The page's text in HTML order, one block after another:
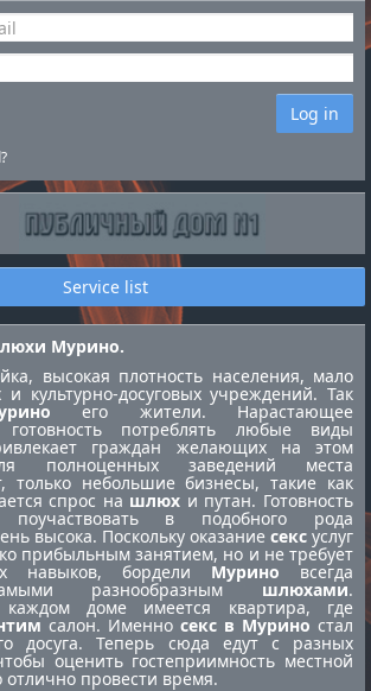
Log in
Service list
Мурино.
высокая плотность населения, мало
и культурно-досуговых учреждений. Так
его жители. Нарастающее
потреблять любые виды
граждан желающих на этом
полноценных заведений места
только небольшие бизнесы, такие как
спрос на шлюх и путан. Готовность
в подобного рода
высока. Поскольку оказание секс услуг
прибыльным занятием, но и не требует
навыков, бордели Мурино всегда
разнообразным шлюхами.
доме имеется квартира, где
салон. Именно секс в Мурино стал
досуга. Теперь сюда едут с разных
оценить гостеприимность местной
отлично провести время.